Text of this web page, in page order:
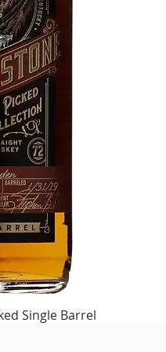
Single Barrel